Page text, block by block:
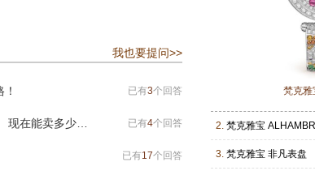
我也要提问>>
已有3个回答
已有4个回答
已有17个回答
梵克雅
2. 梵克雅宝
3. 梵克雅宝 非凡表盘